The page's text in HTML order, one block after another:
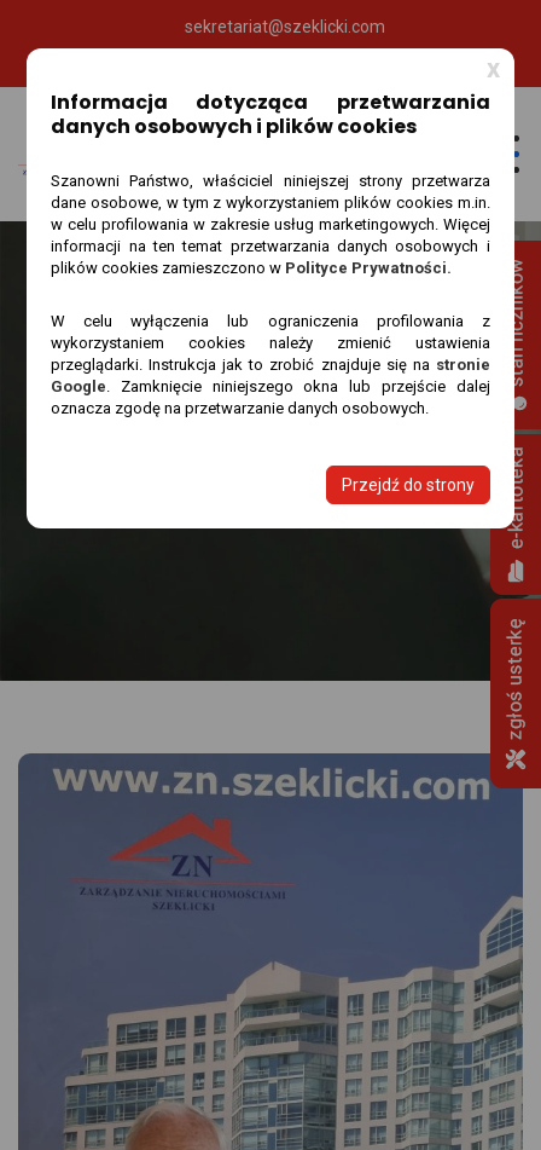
sekretariat@szeklicki.com
O nas
Informacja dotycząca przetwarzania
danych osobowych i plików cookies
Szanowni Państwo, właściciel niniejszej strony przetwarza
dane osobowe, w tym z wykorzystaniem plików cookies m.in.
w celu profilowania w zakresie usług marketingowych. Więcej
informacji na ten temat przetwarzania danych osobowych i
plików cookies zamieszczono w Polityce Prywatności.
W celu wyłączenia lub ograniczenia profilowania z
wykorzystaniem cookies należy zmienić ustawienia
przeglądarki. Instrukcja jak to zrobić znajduje się na stronie
Google. Zamknięcie niniejszego okna lub przejście dalej
oznacza zgodę na przetwarzanie danych osobowych.
Przejdź do strony
x